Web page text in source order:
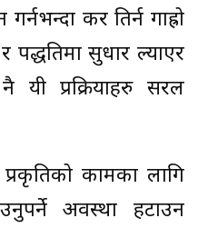
कर तिर्न गाह्रो
पद्धतिमा सुधार ल्याएर
यी प्रक्रियाहरु सरल
कामका लागि
अवस्था हटाउन